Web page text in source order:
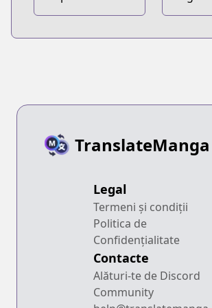
wa
TranslateManga
Legal
Termeni și condiții
Politica de
Confidențialitate
Contacte
Alături-te de Discord
Community